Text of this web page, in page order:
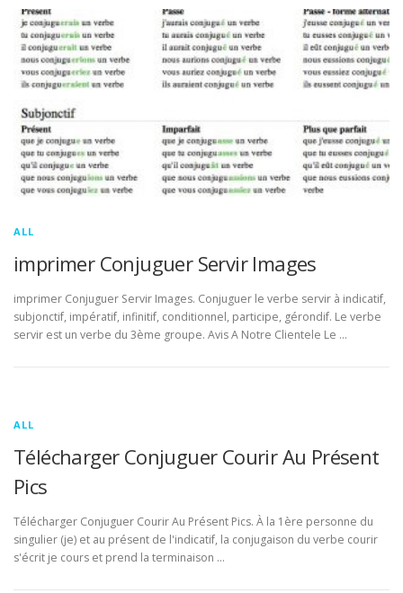
ALL
imprimer Conjuguer Servir Images
imprimer Conjuguer Servir Images. Conjuguer le verbe servir à indicatif,
subjonctif, impératif, infinitif, conditionnel, participe, gérondif. Le verbe
servir est un verbe du 3ème groupe. Avis A Notre Clientele Le …
ALL
Télécharger Conjuguer Courir Au Présent
Pics
Télécharger Conjuguer Courir Au Présent Pics. À la 1ère personne du
singulier (je) et au présent de l'indicatif, la conjugaison du verbe courir
s'écrit je cours et prend la terminaison …